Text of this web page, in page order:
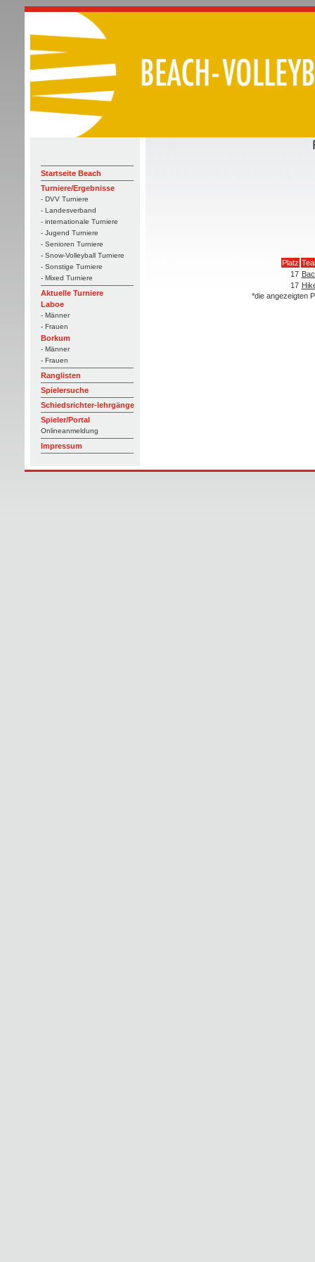
Startseite Beach
Turniere/Ergebnisse
- DVV Turniere
- Landesverband
- internationale Turniere
- Jugend Turniere
- Senioren Turniere
- Snow-Volleyball Turniere
- Sonstige Turniere
- Mixed Turniere
Aktuelle Turniere
Laboe
- Männer
- Frauen
Borkum
- Männer
- Frauen
Ranglisten
Spielersuche
Schiedsrichter-lehrgänge
Spieler/Portal
Onlineanmeldung
Impressum
Platz
17
17
*die angezeigten